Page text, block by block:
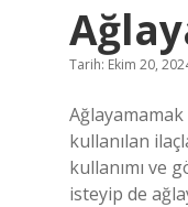
Tarih: Ekim 20,
kullanılan
kullanımı ve
isteyip de